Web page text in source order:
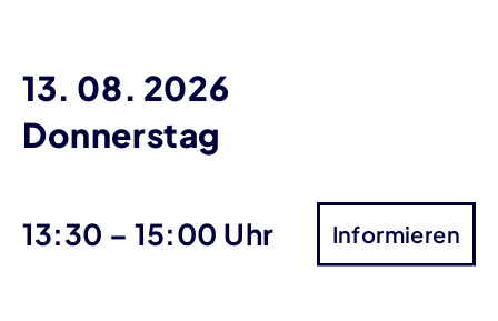
13. 08. 2026
Donnerstag
13:30 – bis
15:00 Uhr Informieren